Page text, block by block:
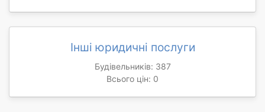
Інші юридичні послуги
Будівельників: 387
Всього цін: 0